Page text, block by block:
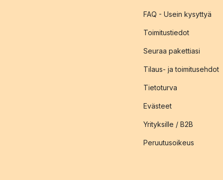
FAQ - Usein kysyttyä
Toimitustiedot
Seuraa pakettiasi
Tilaus- ja toimitusehdot
Tietoturva
Evästeet
Yrityksille / B2B
Peruutusoikeus